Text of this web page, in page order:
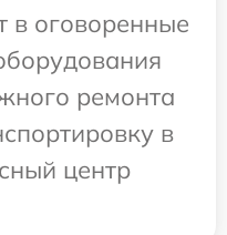
в оговоренные
ремонта
в
центр